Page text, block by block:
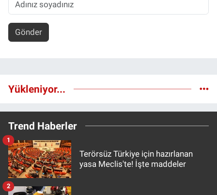
Gönder
Yükleniyor...
Trend Haberler
Terörsüz Türkiye için hazırlanan
yasa Meclis'te! İşte maddeler
1
2